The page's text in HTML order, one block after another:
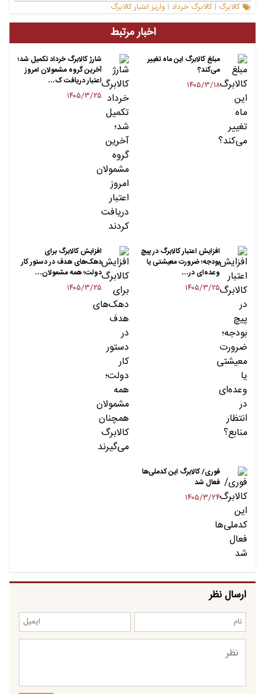
کالابرگ | کالابرگ خرداد | واریز اعتبار کالابرگ
اخبار مرتبط
مبلغ کالابرگ این ماه تغییر
می‌کند؟
۱۴۰۵/۳/۱۸
شارژ کالابرگ خرداد تکمیل شد؛
آخرین گروه مشمولان امروز
اعتبار دریافت ک…
۱۴۰۵/۳/۲۵
افزایش اعتبار کالابرگ در پیچ
بودجه؛ ضرورت معیشتی یا
وعده‌ای در…
۱۴۰۵/۳/۲۵
افزایش کالابرگ برای
دهک‌های هدف در دستور کار
دولت؛ همه مشمولان…
۱۴۰۵/۳/۲۵
فوری/ کالابرگ این کدملی‌ها
فعال شد
۱۴۰۵/۳/۲۴
ارسال نظر